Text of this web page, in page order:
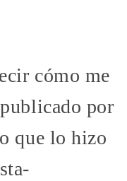
cómo me
por
que lo hizo